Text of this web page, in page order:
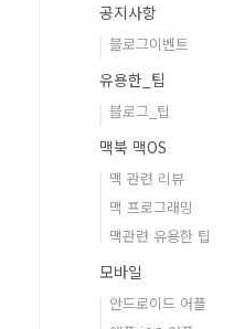
공지사항
블로그이벤트
유용한_팁
블로그_팁
맥북 맥OS
맥 관련 리뷰
맥 프로그래밍
맥관련 유용한 팁
모바일
안드로이드 어플